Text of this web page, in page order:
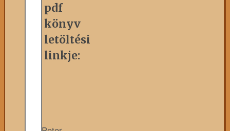
pdf
könyv
letöltési
linkje: